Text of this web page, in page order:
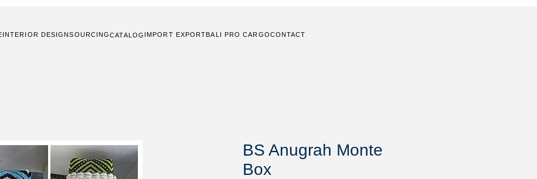
INTERIOR DESIGNSOURCINGCATALOG IMPORT EXPORTBALI PRO CARGOCONTACT
BS Anugrah Monte
Box